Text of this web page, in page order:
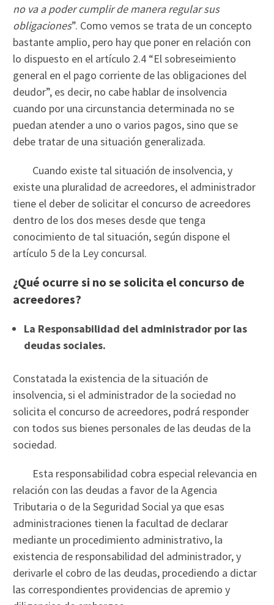
no va a poder cumplir de manera regular sus
obligaciones”. Como vemos se trata de un concepto
bastante amplio, pero hay que poner en relación con
lo dispuesto en el artículo 2.4 “El sobreseimiento
general en el pago corriente de las obligaciones del
deudor”, es decir, no cabe hablar de insolvencia
cuando por una circunstancia determinada no se
puedan atender a uno o varios pagos, sino que se
debe tratar de una situación generalizada.
Cuando existe tal situación de insolvencia, y
existe una pluralidad de acreedores, el administrador
tiene el deber de solicitar el concurso de acreedores
dentro de los dos meses desde que tenga
conocimiento de tal situación, según dispone el
artículo 5 de la Ley concursal.
¿Qué ocurre si no se solicita el concurso de
acreedores?
La Responsabilidad del administrador por las
deudas sociales.
Constatada la existencia de la situación de
insolvencia, si el administrador de la sociedad no
solicita el concurso de acreedores, podrá responder
con todos sus bienes personales de las deudas de la
sociedad.
Esta responsabilidad cobra especial relevancia en
relación con las deudas a favor de la Agencia
Tributaria o de la Seguridad Social ya que esas
administraciones tienen la facultad de declarar
mediante un procedimiento administrativo, la
existencia de responsabilidad del administrador, y
derivarle el cobro de las deudas, procediendo a dictar
las correspondientes providencias de apremio y